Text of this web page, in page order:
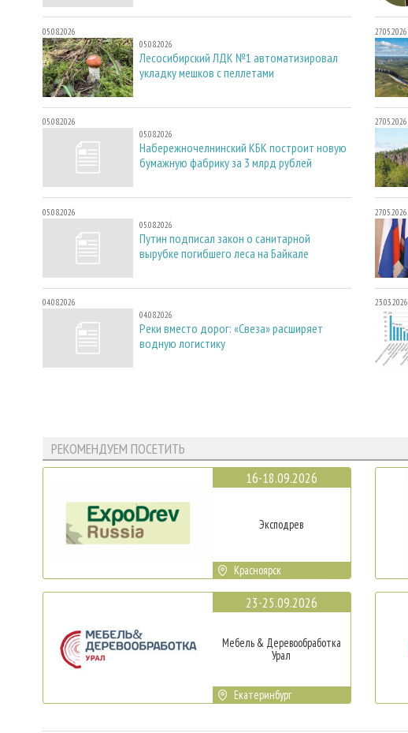
05.08.2026
05.08.2026
Лесосибирский ЛДК №1 автоматизировал
укладку мешков с пеллетами
05.08.2026
05.08.2026
Набережночелнинский КБК построит новую
бумажную фабрику за 3 млрд рублей
05.08.2026
05.08.2026
Путин подписал закон о санитарной
вырубке погибшего леса на Байкале
04.08.2026
04.08.2026
Реки вместо дорог: «Свеза» расширяет
водную логистику
27.05.2026
27.05.2026
27.05.2026
23.03.2026
РЕКОМЕНДУЕМ ПОСЕТИТЬ
16-18.09.2026
Эксподрев
Красноярск
23-25.09.2026
Мебель & Деревообработка
Урал
Екатеринбург